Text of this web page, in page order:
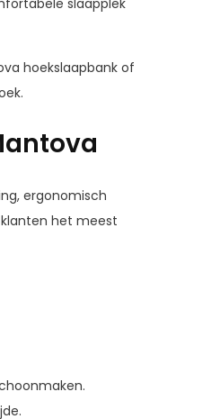
slaapplek
hoekslaapbankof
ergonomisch
het meest